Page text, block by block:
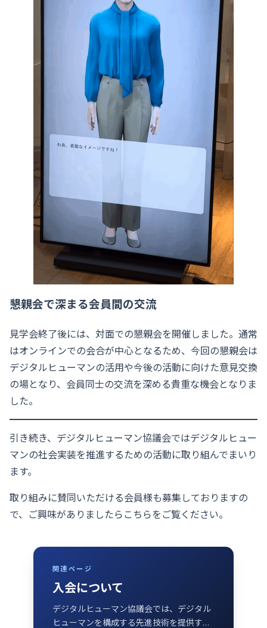
懇親会で深まる会員間の交流
見学会終了後には、対面での懇親会を開催しました。通常
はオンラインでの会合が中心となるため、今回の懇親会は
デジタルヒューマンの活用や今後の活動に向けた意見交換
の場となり、会員同士の交流を深める貴重な機会となりま
した。
引き続き、デジタルヒューマン協議会ではデジタルヒュー
マンの社会実装を推進するための活動に取り組んでまいり
ます。
取り組みに賛同いただける会員様も募集しておりますの
で、ご興味がありましたらこちらをご覧ください。
関連ページ
入会について
デジタルヒューマン協議会では、デジタル
ヒューマンを構成する先進技術を提供する